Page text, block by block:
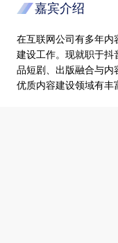
嘉宾介绍
在互联网公司有多年内
建设工作。现就职于抖
品短剧、出版融合与内
优质内容建设领域有丰